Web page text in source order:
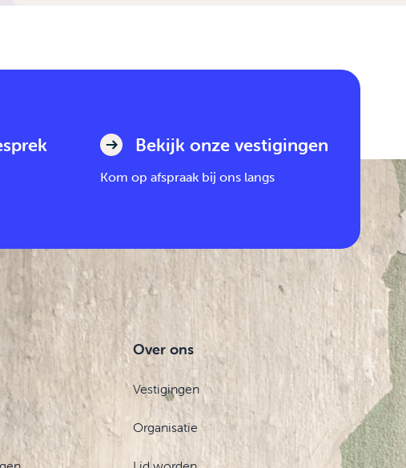
Bekijk onze vestigingen
Kom op afspraak bij ons langs
Over ons
Vestigingen
Organisatie